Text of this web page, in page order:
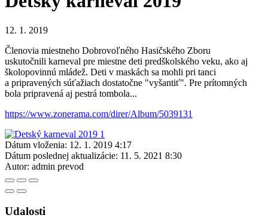
12. 1. 2019
Členovia miestneho Dobrovoľného Hasičského Zboru
uskutočnili karneval pre miestne deti predškolského veku, ako aj
školopovinnú mládež. Deti v maskách sa mohli pri tanci
a pripravených súťažiach dostatočne "vyšantiť". Pre prítomných
bola pripravená aj pestrá tombola...
https://www.zonerama.com/direr/Album/5039131
Dátum vloženia: 12. 1. 2019 4:17
Dátum poslednej aktualizácie: 11. 5. 2021 8:30
Autor: admin prevod
Udalosti